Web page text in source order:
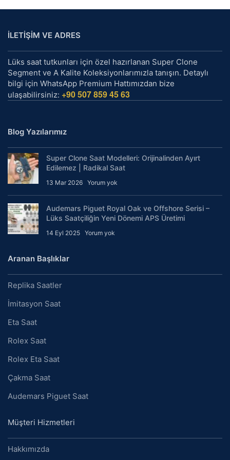
İLETİŞİM VE ADRES
Lüks saat tutkunları için özel hazırlanan Super Clone
Segment ve A Kalite Koleksiyonlarımızla tanışın. Detaylı
bilgi için WhatsApp Premium Hattımızdan bize
ulaşabilirsiniz: +90 507 859 45 63
Blog Yazılarımız
Super Clone Saat Modelleri: Orijinalinden Ayırt
Edilemez | Radikal Saat
13 Mar 2026 Yorum yok
Audemars Piguet Royal Oak ve Offshore Serisi –
Lüks Saatçiliğin Yeni Dönemi APS Üretimi
14 Eyl 2025 Yorum yok
Aranan Başlıklar
Replika Saatler
İmitasyon Saat
Eta Saat
Rolex Saat
Rolex Eta Saat
Çakma Saat
Audemars Piguet Saat
Müşteri Hizmetleri
Hakkımızda